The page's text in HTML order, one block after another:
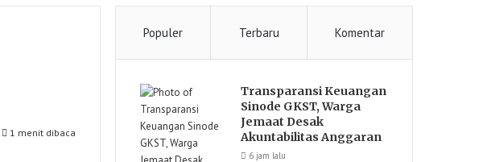
1 menit dibaca
Populer Terbaru Komentar
Transparansi Keuangan
Sinode GKST, Warga
Jemaat Desak
Akuntabilitas Anggaran
6 jam lalu